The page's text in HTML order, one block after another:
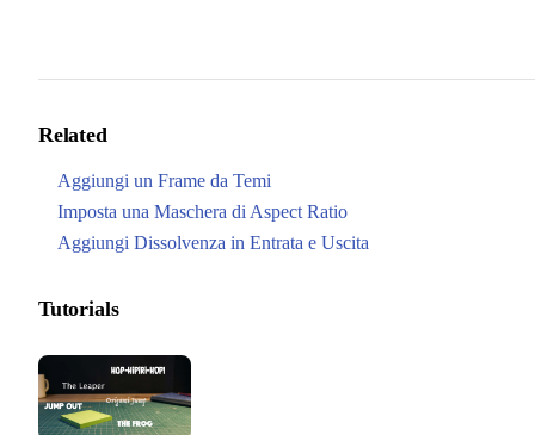
Related
Aggiungi un Frame da Temi
Imposta una Maschera di Aspect Ratio
Aggiungi Dissolvenza in Entrata e Uscita
Tutorials